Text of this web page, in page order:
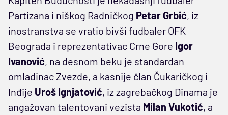
Partizana i niškog Radničkog Petar Grbić, iz
inostranstva se vratio bivši fudbaler OFK
Beograda i reprezentativac Crne Gore Igor
Ivanović, na desnom beku je standardan
omladinac Zvezde, a kasnije član Čukaričkog i
Inđije Uroš Ignjatović, iz zagrebačkog Dinama je
angažovan talentovani vezista Milan Vukotić, a